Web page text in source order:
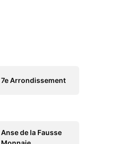
7e Arrondissement
Anse de la Fausse